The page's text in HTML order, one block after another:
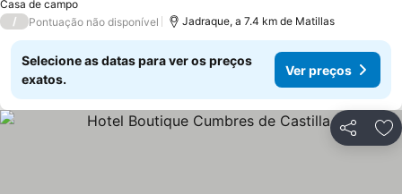
Casa de campo
/ Pontuação não disponível Jadraque, a 7.4 km de Matillas
Selecione as datas para ver os preços
exatos.
Ver preços
Partilhar